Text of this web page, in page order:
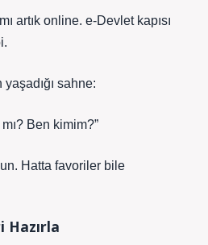
artık online. e-Devlet kapısı
sahne:
Ben kimim?”
Hatta favoriler bile
Hazırla